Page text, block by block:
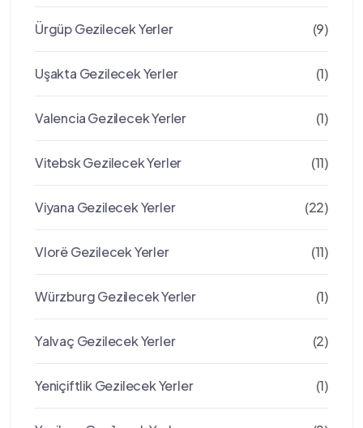
Ürgüp Gezilecek Yerler (9)
Uşakta Gezilecek Yerler (1)
Valencia Gezilecek Yerler (1)
Vitebsk Gezilecek Yerler (11)
Viyana Gezilecek Yerler (22)
Vlorë Gezilecek Yerler (11)
Würzburg Gezilecek Yerler (1)
Yalvaç Gezilecek Yerler (2)
Yeniçiftlik Gezilecek Yerler (1)